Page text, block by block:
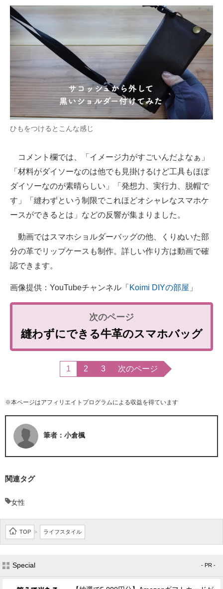
ひもをつけるとこんな感じ
コメント欄では、「イメージ力がすごいんだよなぁ」
「材料がダイソーなのは他でも見掛けるけど工具もほぼ
ダイソーなのが素晴らしい」「発想力、実行力、脱帽で
す」「縫わずという制限でこれほどオシャレなスマホケ
ースができるとは」などの反響が集まりました。
動画ではスマホショルダーバッグの他、くりぬいた部
分の革でリップケースも制作。詳しい作り方は動画で確
認できます。
画像提供：YouTubeチャンネル「 Koimi DIYの部屋 」
縫わずにできる牛革のスマホバッグ
1 2 3 次のページ
※本ページはアフィリエイトプログラムによる収益を得ています
筆者：小倉楓
関連タグ
女性
TOP > ライフスタイル
Special - PR -